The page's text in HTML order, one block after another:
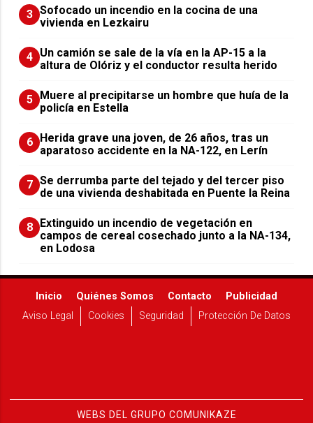
3 Sofocado un incendio en la cocina de una
vivienda en Lezkairu
4 Un camión se sale de la vía en la AP-15 a la
altura de Olóriz y el conductor resulta herido
5 Muere al precipitarse un hombre que huía de la
policía en Estella
6 Herida grave una joven, de 26 años, tras un
aparatoso accidente en la NA-122, en Lerín
7 Se derrumba parte del tejado y del tercer piso
de una vivienda deshabitada en Puente la Reina
8 Extinguido un incendio de vegetación en
campos de cereal cosechado junto a la NA-134,
en Lodosa
Inicio Quiénes Somos Contacto
Publicidad
Aviso Legal
Cookies Seguridad Protección De Datos
WEBS DEL GRUPO COMUNIKAZE